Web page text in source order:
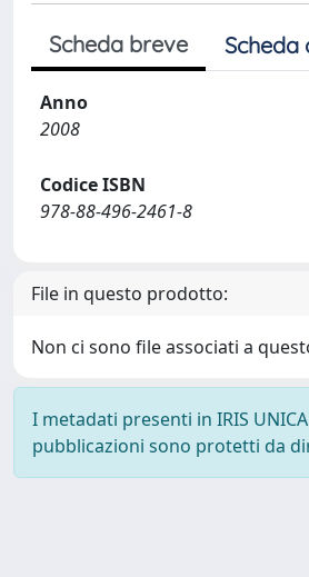
Scheda breve Scheda
Anno
2008
Codice ISBN
978-88-496-2461-8
File in questo prodotto:
Non ci sono file associati a
I metadati presenti in IRIS
pubblicazioni sono protetti da